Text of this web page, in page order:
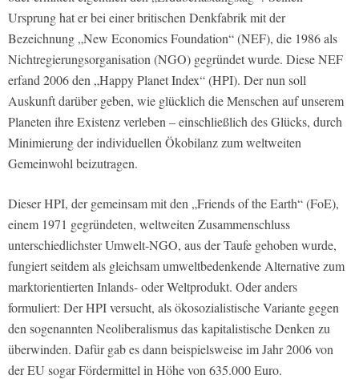
Ursprung hat er bei einer britischen Denkfabrik mit der
Bezeichnung „New Economics Foundation“ (NEF), die 1986 als
Nichtregierungsorganisation (NGO) gegründet wurde. Diese NEF
erfand 2006 den „Happy Planet Index“ (HPI). Der nun soll
Auskunft darüber geben, wie glücklich die Menschen auf unserem
Planeten ihre Existenz verleben – einschließlich des Glücks, durch
Minimierung der individuellen Ökobilanz zum weltweiten
Gemeinwohl beizutragen.
Dieser HPI, der gemeinsam mit den „Friends of the Earth“ (FoE),
einem 1971 gegründeten, weltweiten Zusammenschluss
unterschiedlichster Umwelt-NGO, aus der Taufe gehoben wurde,
fungiert seitdem als gleichsam umweltbedenkende Alternative zum
marktorientierten Inlands- oder Weltprodukt. Oder anders
formuliert: Der HPI versucht, als ökosozialistische Variante gegen
den sogenannten Neoliberalismus das kapitalistische Denken zu
überwinden. Dafür gab es dann beispielsweise im Jahr 2006 von
der EU sogar Fördermittel in Höhe von 635.000 Euro.